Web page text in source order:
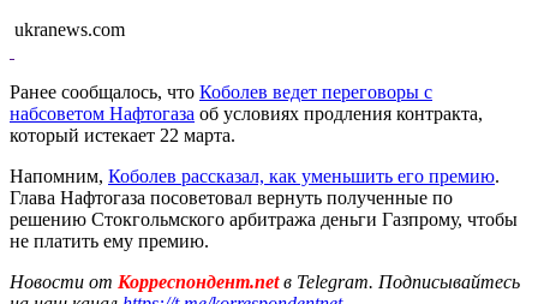
ukranews.com
Ранее сообщалось, что Коболев ведет переговоры с
набсоветом Нафтогаза об условиях продления контракта,
который истекает 22 марта.
Напомним, Коболев рассказал, как уменьшить его премию.
Глава Нафтогаза посоветовал вернуть полученные по
решению Стокгольмского арбитража деньги Газпрому, чтобы
не платить ему премию.
Новости от Корреспондент.netв Telegram. Подписывайтесь